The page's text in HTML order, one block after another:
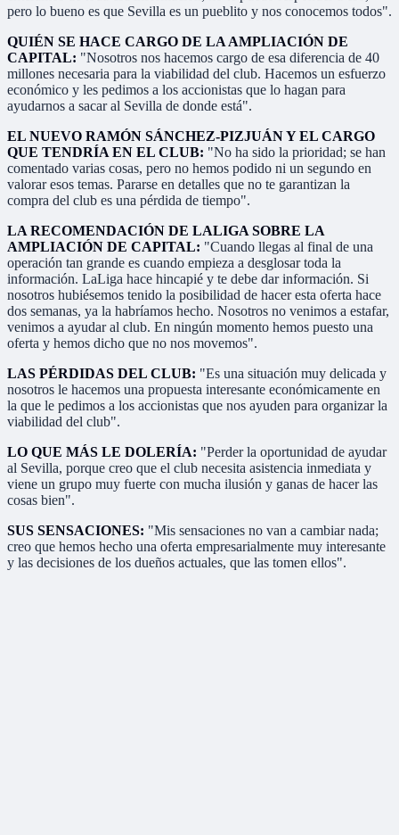
pero lo bueno es que Sevilla es un pueblito y nos conocemos todos".
QUIÉN SE HACE CARGO DE LA AMPLIACIÓN DE
CAPITAL: "Nosotros nos hacemos cargo de esa diferencia de 40
millones necesaria para la viabilidad del club. Hacemos un esfuerzo
económico y les pedimos a los accionistas que lo hagan para
ayudarnos a sacar al Sevilla de donde está".
EL NUEVO RAMÓN SÁNCHEZ-PIZJUÁN Y EL CARGO
QUE TENDRÍA EN EL CLUB: "No ha sido la prioridad; se han
comentado varias cosas, pero no hemos podido ni un segundo en
valorar esos temas. Pararse en detalles que no te garantizan la
compra del club es una pérdida de tiempo".
LA RECOMENDACIÓN DE LALIGA SOBRE LA
AMPLIACIÓN DE CAPITAL: "Cuando llegas al final de una
operación tan grande es cuando empieza a desglosar toda la
información. LaLiga hace hincapié y te debe dar información. Si
nosotros hubiésemos tenido la posibilidad de hacer esta oferta hace
dos semanas, ya la habríamos hecho. Nosotros no venimos a estafar,
venimos a ayudar al club. En ningún momento hemos puesto una
oferta y hemos dicho que no nos movemos".
LAS PÉRDIDAS DEL CLUB: "Es una situación muy delicada y
nosotros le hacemos una propuesta interesante económicamente en
la que le pedimos a los accionistas que nos ayuden para organizar la
viabilidad del club".
LO QUE MÁS LE DOLERÍA: "Perder la oportunidad de ayudar
al Sevilla, porque creo que el club necesita asistencia inmediata y
viene un grupo muy fuerte con mucha ilusión y ganas de hacer las
cosas bien".
SUS SENSACIONES: "Mis sensaciones no van a cambiar nada;
creo que hemos hecho una oferta empresarialmente muy interesante
y las decisiones de los dueños actuales, que las tomen ellos".